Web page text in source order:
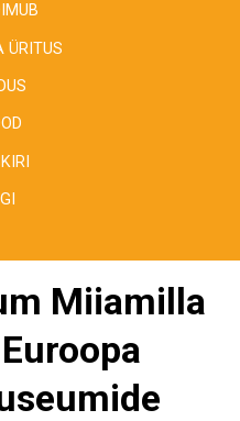
ÜRITUS
Miiamilla